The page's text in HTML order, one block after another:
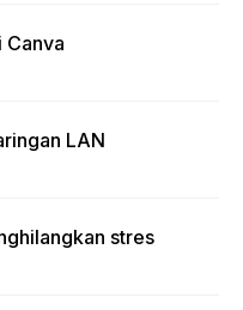
Canva
LAN
stres